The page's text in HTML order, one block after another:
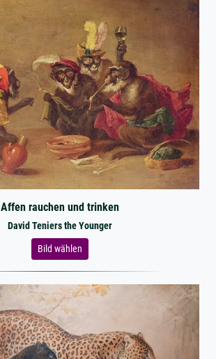
Affen rauchen und trinken
David Teniers the Younger
Bild wählen